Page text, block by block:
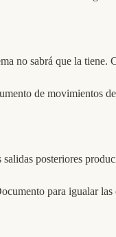
no sabrá que la
de movimientos
posteriores
para igualar las